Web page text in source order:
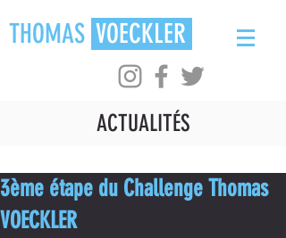
THOMAS VOECKLER
ACTUALITÉS
3ème étape du Challenge Thomas
VOECKLER